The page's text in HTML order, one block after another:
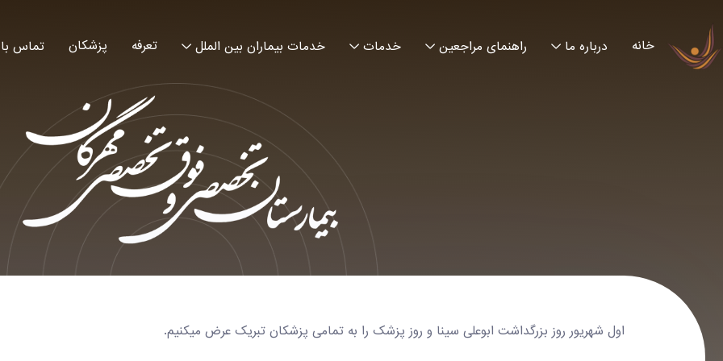
خانه درباره ما راهنمای مراجعین خدمات خدمات بیماران بین الملل تعرفه پزشکان تماس
اول شهریور روز بزرگداشت ابوعلی سینا و روز پزشک را به تمامی پزشکان تبریک عرض میکنیم.